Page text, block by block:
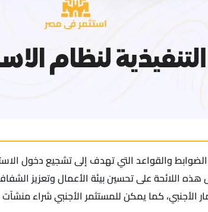
الضوابط والقواعد التي تهدف إلى تشجيع دخول
اللائحة على تحسين بيئة الأعمال وتعزيز
الأجنبي، كما يمكن للمستثمر الأجنبي شراء